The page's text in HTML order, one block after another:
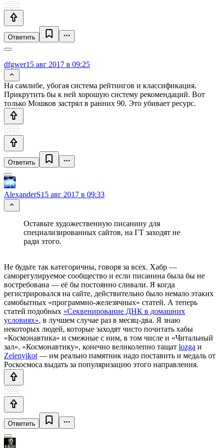
Ответить
dfgwer15 авг 2017 в 09:25
На самлибе, убогая система рейтингов и классификация.
Прикрутить бы к ней хорошую систему рекомендаций. Вот
только Мошков застрял в ранних 90. Это убивает ресурс.
Ответить
AlexanderS15 авг 2017 в 09:33
Оставьте художественную писанину для
специализированных сайтов, на ГТ заходят не
ради этого.
Не будьте так категоричны, говоря за всех. Хабр —
саморегулируемое сообщество и если писанина была бы не
востребована — её бы постоянно сливали. Я когда
регистрировался на сайте, действительно было немало этаких
самобытных «программно-железячных» статей. А теперь
статей подобных «Секвенирование ДНК в домашних
условиях», в лучшем случае раз в месяц-два. Я знаю
некоторых людей, которые заходят чисто почитать хабы
«Космонавтика» и смежные с ним, в том числе и «Читальный
зал». «Космонавтику», конечно великолепно тащат lozga и
Zelenyikot — им реально памятник надо поставить и медаль от
Роскосмоса выдать за популяризацию этого направления.
Ответить